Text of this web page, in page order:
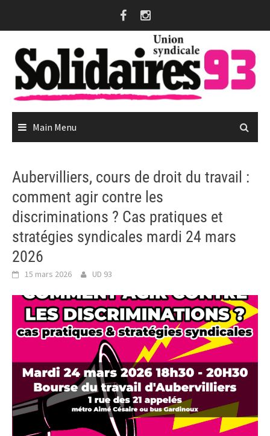
Main Menu
Aubervilliers, cours de droit du travail :
comment agir contre les
discriminations ? Cas pratiques et
stratégies syndicales mardi 24 mars
2026
15 mars 2026 UD 93